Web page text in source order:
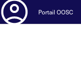
Portail OOSC